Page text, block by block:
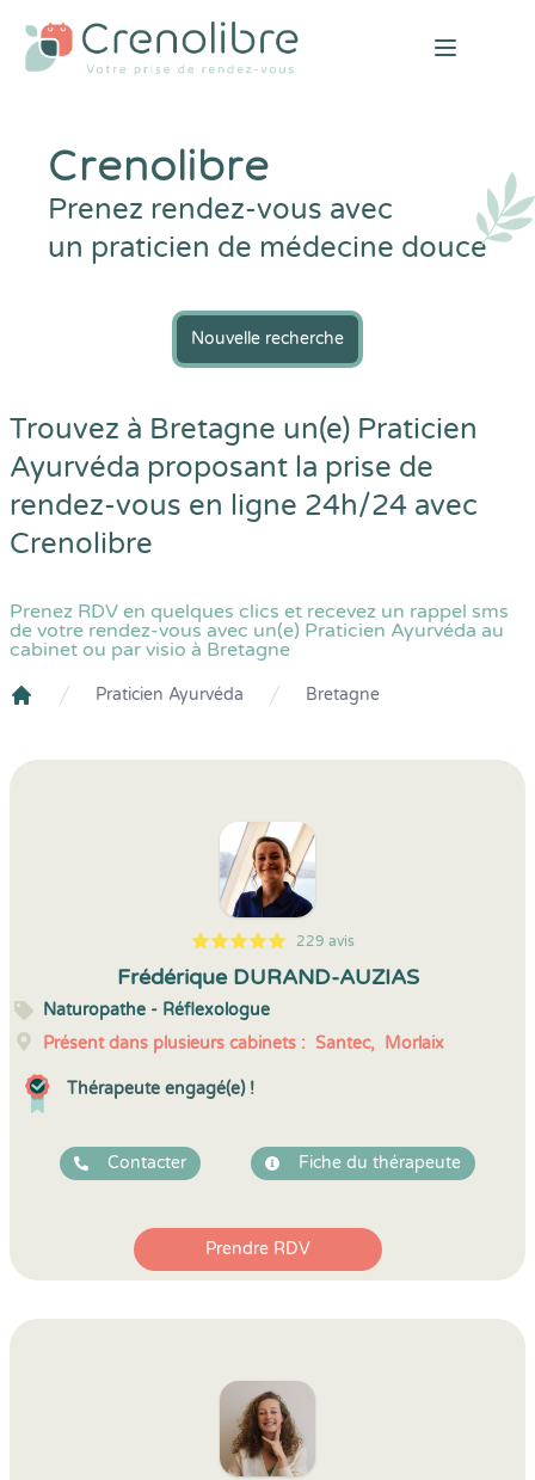
Open
Crenolibre
Prenez rendez-vous avec
un praticien de médecine douce
Nouvelle recherche
Trouvez à Bretagne un(e) Praticien
Ayurvéda proposant la prise de
rendez-vous en ligne 24h/24 avec
Crenolibre
Prenez RDV en quelques clics et recevez un rappel sms
de votre rendez-vous avec un(e) Praticien Ayurvéda au
cabinet ou par visio à Bretagne
Praticien Ayurvéda Bretagne
5
1
5
229 229 avis
Frédérique DURAND-AUZIAS
Naturopathe - Réflexologue
Présent dans plusieurs cabinets : Santec, Morlaix
Thérapeute engagé(e) !
Contacter Fiche du thérapeute
Prendre RDV